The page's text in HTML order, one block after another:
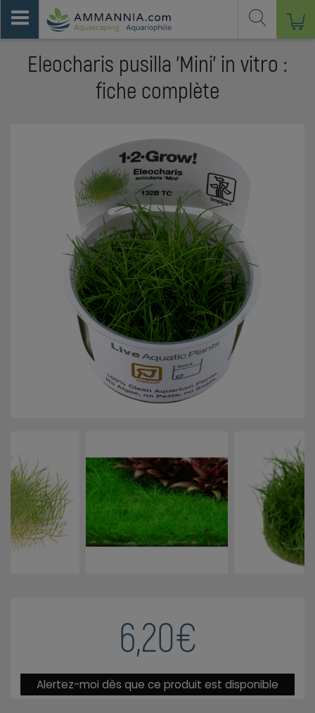
6,20€
Alertez-moi dès que ce produit est disponible
Eleocharis pusilla 'Mini' in vitro :
fiche complète